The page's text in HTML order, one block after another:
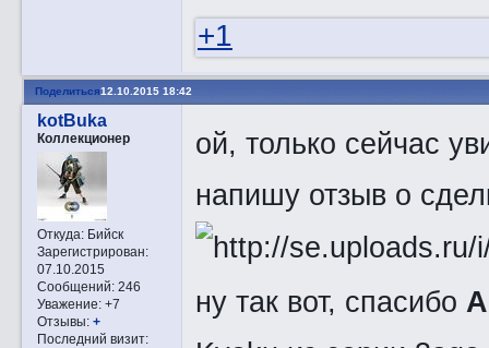
+1
Поделиться12.10.2015 18:42
kotBuka
Коллекционер
Откуда:Бийск
Зарегистрирован:
07.10.2015
Сообщений:246
Уважение: +7
Отзывы: +
Последний визит:
ой, только сейчас
напишу отзыв о
ну так вот, спасибо